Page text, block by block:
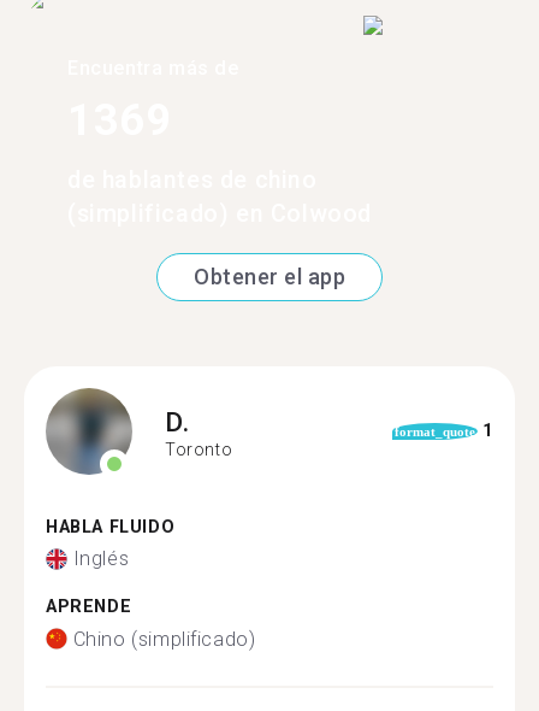
Obtener el app
D.
Toronto
format_quote 1
HABLA FLUIDO
Inglés
APRENDE
Chino (simplificado)